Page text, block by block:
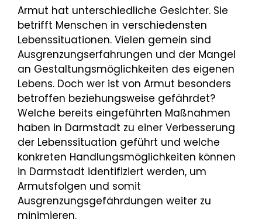
Armut hat unterschiedliche Gesichter. Sie
betrifft Menschen in verschiedensten
Lebenssituationen. Vielen gemein sind
Ausgrenzungserfahrungen und der Mangel
an Gestaltungsmöglichkeiten des eigenen
Lebens. Doch wer ist von Armut besonders
betroffen beziehungsweise gefährdet?
Welche bereits eingeführten Maßnahmen
haben in Darmstadt zu einer Verbesserung
der Lebenssituation geführt und welche
konkreten Handlungsmöglichkeiten können
in Darmstadt identifiziert werden, um
Armutsfolgen und somit
Ausgrenzungsgefährdungen weiter zu
minimieren.